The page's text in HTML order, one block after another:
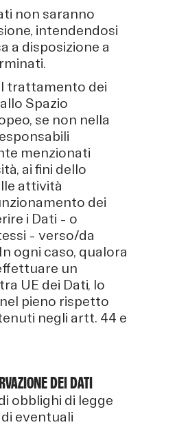
non saranno
intendendosi
a disposizione a
trattamento dei
Spazio
se non nella
menzionati
ai fini dello
attività
dei
i Dati – o
– verso/da
ogni caso, qualora
un
UE dei Dati, lo
pieno rispetto
negli artt. 44 e
DEI DATI
obblighi di legge
eventuali